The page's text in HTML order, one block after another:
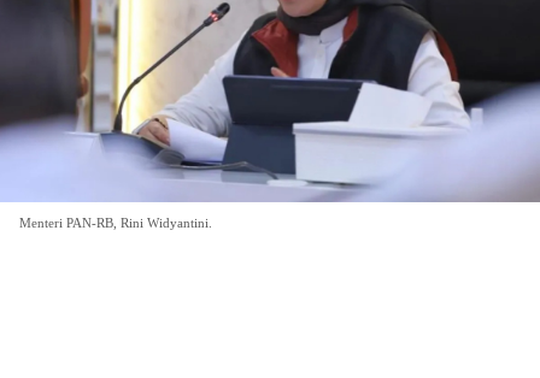
Menteri PAN-RB, Rini Widyantini.